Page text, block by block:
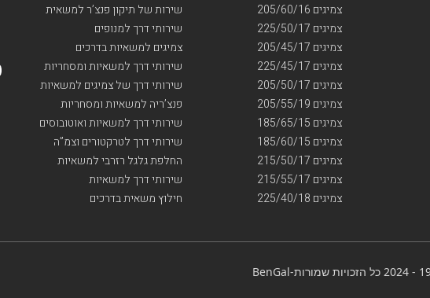
שירות של תיקון פנצ’ר למשאית
שירותי דרך למנופים
צמיגים למשאיות בדרכים
שירותי דרך למשאיות ומסחריות
שירותי דרך של צמיגים למשאיות
פנצ’ריה למשאיות ומסחריות
שירותי דרך למשאיות ואוטובוסים
שירותי דרך לטרקטורים וצמ”ה
החלפת גלגל רזרבי למשאיות
שירותי דרך למשאיות
חילוץ משאית בדרכים
צמיגים 205/60/16
צמיגים 225/50/17
צמיגים 205/45/17
צמיגים 225/45/17
צמיגים 205/50/17
צמיגים 205/55/19
צמיגים 185/65/15
צמיגים 185/60/15
צמיגים 215/50/17
צמיגים 215/55/17
צמיגים 225/40/18